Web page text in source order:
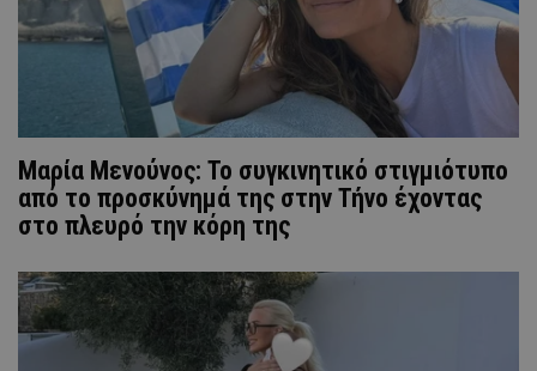
Μαρία Μενούνος: Το συγκινητικό στιγμιότυπο
από το προσκύνημά της στην Τήνο έχοντας
στο πλευρό την κόρη της